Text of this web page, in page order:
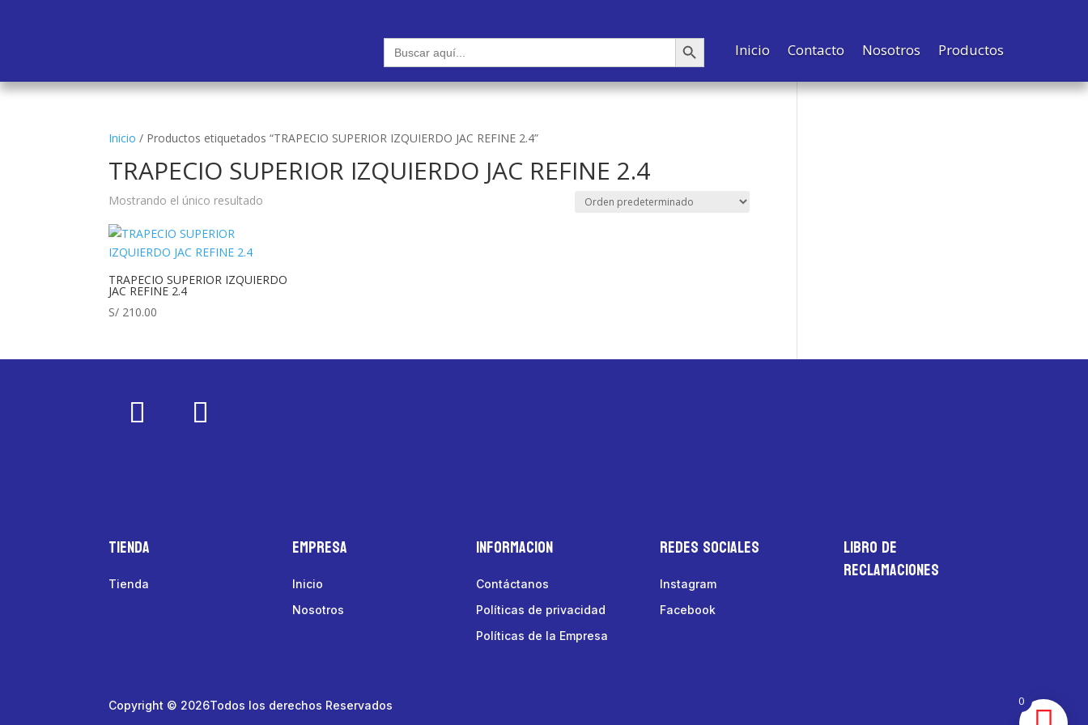
Buscar: Botón de búsqueda
Inicio Contacto Nosotros Productos
Inicio / Productos etiquetados “TRAPECIO SUPERIOR IZQUIERDO JAC REFINE 2.4”
TRAPECIO SUPERIOR IZQUIERDO JAC REFINE 2.4
Mostrando el único resultado
TRAPECIO SUPERIOR IZQUIERDO
JAC REFINE 2.4
S/ 210.00
Tienda
Tienda
Empresa
Inicio
Nosotros
Informacion
Contáctanos
Políticas de privacidad
Políticas de la Empresa
Redes Sociales
Instagram
Facebook
LIBRO DE
RECLAMACIONES
Copyright © 2026Todos los derechos Reservados 0